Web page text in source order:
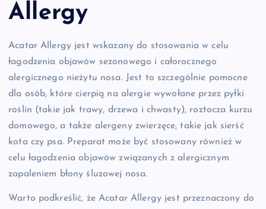
Allergy
Acatar Allergy jest wskazany do stosowania w celu
łagodzenia objawów sezonowego i całorocznego
alergicznego nieżytu nosa. Jest to szczególnie pomocne
dla osób, które cierpią na alergie wywołane przez pyłki
roślin (takie jak trawy, drzewa i chwasty), roztocza kurzu
domowego, a także alergeny zwierzęce, takie jak sierść
kota czy psa. Preparat może być stosowany również w
celu łagodzenia objawów związanych z alergicznym
zapaleniem błony śluzowej nosa.
Warto podkreślić, że Acatar Allergy jest przeznaczony do